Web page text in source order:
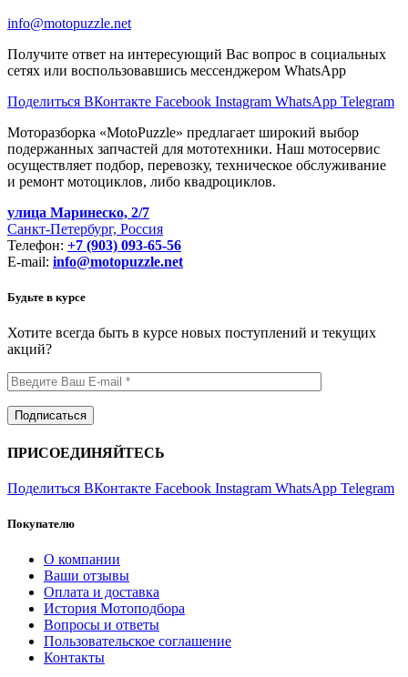
info@motopuzzle.net
Получите ответ на интересующий Вас вопрос в социальных
сетях или воспользовавшись мессенджером WhatsApp
Поделиться ВКонтакте Facebook Instagram WhatsApp Telegram
Моторазборка «MotoPuzzle» предлагает широкий выбор
подержанных запчастей для мототехники. Наш мотосервис
осуществляет подбор, перевозку, техническое обслуживание
и ремонт мотоциклов, либо квадроциклов.
улица Маринеско, 2/7
Санкт-Петербург, Россия
Телефон: +7 (903) 093-65-56
E-mail: info@motopuzzle.net
Будьте в курсе
Хотите всегда быть в курсе новых поступлений и текущих
акций?
ПРИСОЕДИНЯЙТЕСЬ
Поделиться ВКонтакте Facebook Instagram WhatsApp Telegram
Покупателю
О компании
Ваши отзывы
Оплата и доставка
История Мотоподбора
Вопросы и ответы
Пользовательское соглашение
Контакты